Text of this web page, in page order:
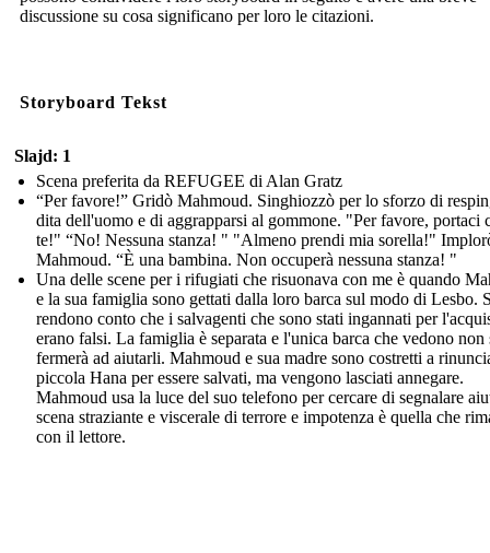
discussione su cosa significano per loro le citazioni.
Storyboard Tekst
Slajd: 1
Scena preferita da REFUGEE di Alan Gratz
“Per favore!” Gridò Mahmoud. Singhiozzò per lo sforzo di
dita dell'uomo e di aggrapparsi al gommone. "Per favore, portaci
te!" “No! Nessuna stanza! " "Almeno prendi mia sorella!"
Mahmoud. “È una bambina. Non occuperà nessuna stanza! "
Una delle scene per i rifugiati che risuonava con me è quando
e la sua famiglia sono gettati dalla loro barca sul modo di Lesbo.
rendono conto che i salvagenti che sono stati ingannati per
erano falsi. La famiglia è separata e l'unica barca che vedono non
fermerà ad aiutarli. Mahmoud e sua madre sono costretti a
piccola Hana per essere salvati, ma vengono lasciati annegare.
Mahmoud usa la luce del suo telefono per cercare di segnalare
scena straziante e viscerale di terrore e impotenza è quella che
con il lettore.